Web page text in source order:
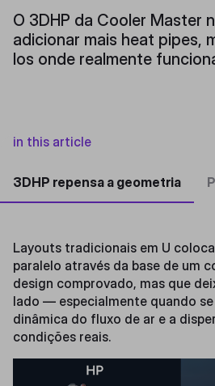
O 3DHP da Cooler Master
adicionar mais heat pipes,
los onde realmente
in this article
3DHP repensa a geometria
Layouts tradicionais em U
paralelo através da base de um
design comprovado, mas que
lado — especialmente quando
dinâmica do fluxo de ar e a
condições reais.